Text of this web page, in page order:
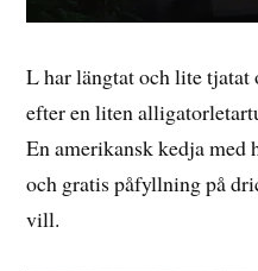
L har längtat och lite tjatat
efter en liten
En amerikansk kedja med
och gratis påfyllning på
vill.